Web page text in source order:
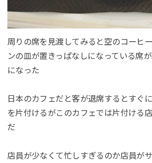
周りの席を見渡してみると空のコーヒ
ンの皿が置きっぱなしになっている席
になった
日本のカフェだと客が退席するとすぐ
を片付けるがこのカフェでは片付ける
だ
店員が少なくて忙しすぎるのか店員が